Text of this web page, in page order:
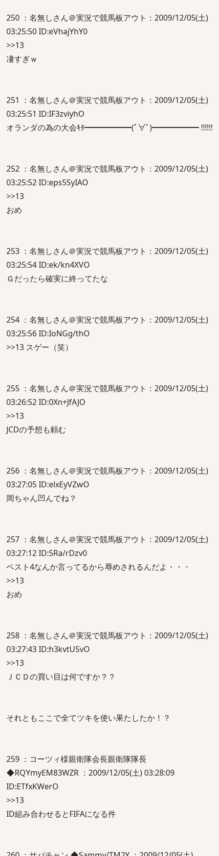
250 ：名無しさん＠実況で競馬板アウト：2009/12/05(土)
03:25:50 ID:eVhajYhY0
>>13
凄すぎｗ
251 ：名無しさん＠実況で競馬板アウト：2009/12/05(土)
03:25:51 ID:IF3zviyhO
オランダの為の大会ｷﾀ━━━━━━(ﾟ∀ﾟ)━━━━━━ !!!!!!
252 ：名無しさん＠実況で競馬板アウト：2009/12/05(土)
03:25:52 ID:eps5SyIAO
>>13
おめ
253 ：名無しさん＠実況で競馬板アウト：2009/12/05(土)
03:25:54 ID:ek/kn4XVO
Ｇだったら確実に終ってたな
254 ：名無しさん＠実況で競馬板アウト：2009/12/05(土)
03:25:56 ID:IoNGg/thO
>>13 スゲー（笑）
255 ：名無しさん＠実況で競馬板アウト：2009/12/05(土)
03:26:52 ID:0Xn+JfAJO
>>13
JCDの予想も頼む
256 ：名無しさん＠実況で競馬板アウト：2009/12/05(土)
03:27:05 ID:elxEyVZwO
岡ちゃん凹んでね？
257 ：名無しさん＠実況で競馬板アウト：2009/12/05(土)
03:27:12 ID:5Ra/rDzv0
ベスト4なんか言ってるから辱めされるんだよ・・・
>>13
おめ
258 ：名無しさん＠実況で競馬板アウト：2009/12/05(土)
03:27:43 ID:h3kvtUSvO
>>13
ＪＣＤの買い目は何ですか？？
それともここで全てツキを使い果たしたか！？
259 ：コーツィ様親衛隊会長親衛隊隊長
◆RQYmyEM83WZR ：2009/12/05(土) 03:28:09
ID:ETfxKWerO
>>13
ID組み合わせるとFIFAになる件